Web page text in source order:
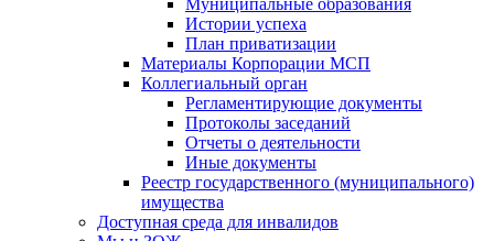
Муниципальные образования
Истории успеха
План приватизации
Материалы Корпорации МСП
Коллегиальный орган
Регламентирующие документы
Протоколы заседаний
Отчеты о деятельности
Иные документы
Реестр государственного (муниципального)
имущества
Доступная среда для инвалидов